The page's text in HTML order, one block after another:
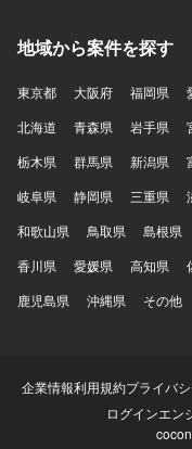
地域から案件を探す
東京都 大阪府 福岡県
北海道
青森県 岩手県
栃木県
群馬県 新潟県
岐阜県
静岡県 三重県
和歌山県
鳥取県 島根県
香川県
愛媛県 高知県
鹿児島県
沖縄県 その他
企業情報利用規約プライバ
ログインエン